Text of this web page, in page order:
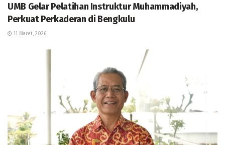
UMB Gelar Pelatihan Instruktur Muhammadiyah,
Perkuat Perkaderan di Bengkulu
11 Maret, 2026